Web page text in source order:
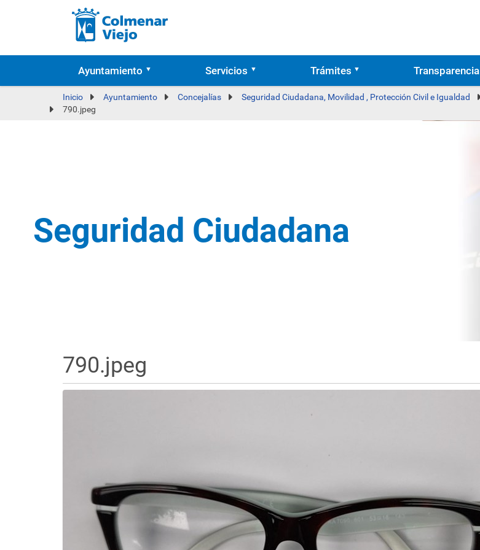
Ayuntamiento Servicios Trámites Transparencia
Inicio Ayuntamiento Concejalías Seguridad Ciudadana, Movilidad , Protección Civil e Igualdad
790.jpeg
Seguridad Ciudadana
790.jpeg